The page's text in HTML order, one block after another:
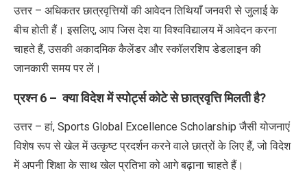
उत्तर – अधिकतर छात्रवृत्तियों की आवेदन तिथियाँ जनवरी से जुलाई के
बीच होती हैं। इसलिए, आप जिस देश या विश्वविद्यालय में आवेदन करना
चाहते हैं,उसकी अकादमिक कैलेंडर और स्कॉलरशिप डेडलाइन की
जानकारी समय पर लें।
प्रश्न6 –क्या विदेश में स्पोर्ट्स कोटे से छात्रवृत्ति मिलती है?
उत्तर – हां, Sports Global Excellence Scholarshipजैसी योजनाएं
विशेष रूप से खेल में उत्कृष्ट प्रदर्शन करने वाले छात्रों के लिए हैं,जो विदेश
में अपनी शिक्षा के साथ खेल प्रतिभा को आगे बढ़ाना चाहते हैं।